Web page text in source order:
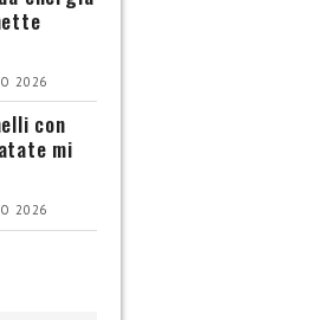
2026
con
mi
2026